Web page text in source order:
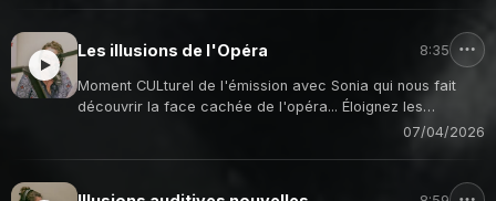
Les illusions de l'Opéra 8:35
Moment CULturel de l'émission avec Sonia qui nous fait
découvrir la face cachée de l'opéra... Éloignez les
07/04/2026